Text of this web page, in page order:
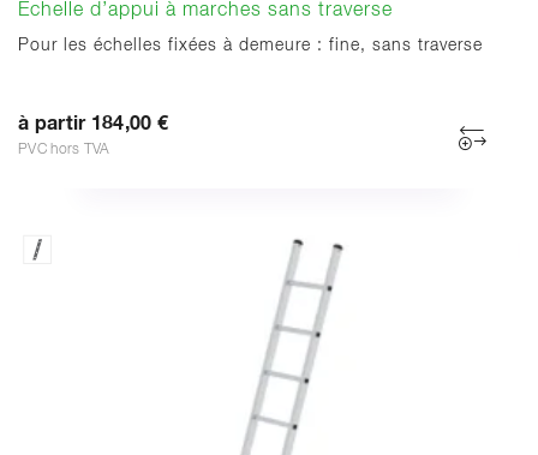
Échelle d’appui à marches sans traverse
Pour les échelles fixées à demeure : fine, sans traverse
à partir 184,00 €
PVC hors TVA